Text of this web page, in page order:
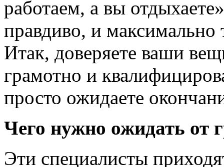
работаем, а вы
правдиво, и максимально
Итак, доверяете ваши
грамотно и
просто ожидаете
Чего нужно ожидать от
Эти специалисты